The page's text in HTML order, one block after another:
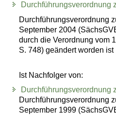
Durchführungsverordnung
Durchführungsverordnung
September 2004
durch die Verordnung vom
S. 748) geändert worden ist
Ist Nachfolger von:
Durchführungsverordnung
Durchführungsverordnung
September 1999